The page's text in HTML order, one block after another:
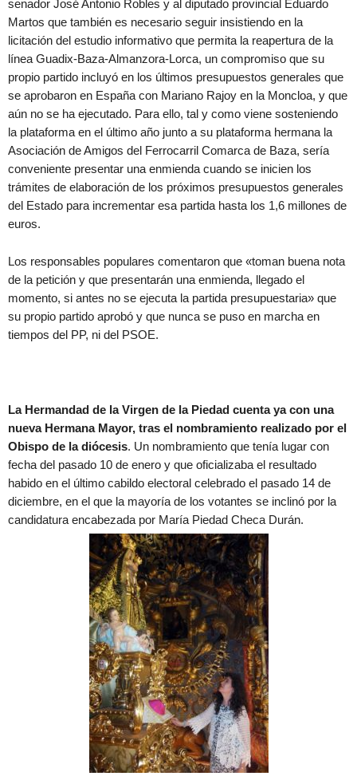
senador José Antonio Robles y al diputado provincial Eduardo
Martos que también es necesario seguir insistiendo en la
licitación del estudio informativo que permita la reapertura de la
línea Guadix-Baza-Almanzora-Lorca, un compromiso que su
propio partido incluyó en los últimos presupuestos generales que
se aprobaron en España con Mariano Rajoy en la Moncloa, y que
aún no se ha ejecutado. Para ello, tal y como viene sosteniendo
la plataforma en el último año junto a su plataforma hermana la
Asociación de Amigos del Ferrocarril Comarca de Baza, sería
conveniente presentar una enmienda cuando se inicien los
trámites de elaboración de los próximos presupuestos generales
del Estado para incrementar esa partida hasta los 1,6 millones de
euros.
Los responsables populares comentaron que «toman buena nota
de la petición y que presentarán una enmienda, llegado el
momento, si antes no se ejecuta la partida presupuestaria» que
su propio partido aprobó y que nunca se puso en marcha en
tiempos del PP, ni del PSOE.
La Hermandad de la Virgen de la Piedad cuenta ya con una
nueva Hermana Mayor, tras el nombramiento realizado por el
Obispo de la diócesis. Un nombramiento que tenía lugar con
fecha del pasado 10 de enero y que oficializaba el resultado
habido en el último cabildo electoral celebrado el pasado 14 de
diciembre, en el que la mayoría de los votantes se inclinó por la
candidatura encabezada por María Piedad Checa Durán.